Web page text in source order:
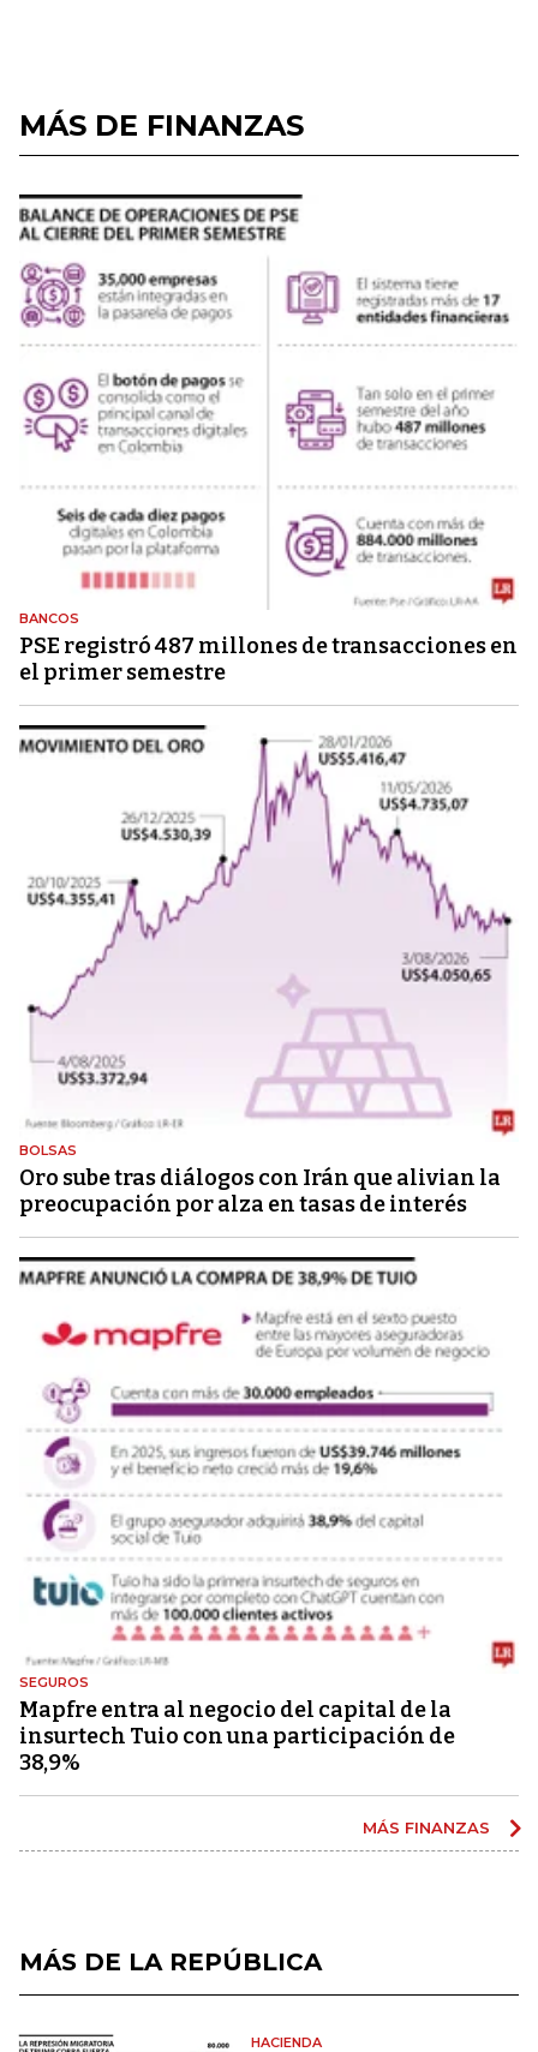
MÁS DE FINANZAS
BANCOS
PSE registró 487 millones de transacciones en
el primer semestre
BOLSAS
Oro sube tras diálogos con Irán que alivian la
preocupación por alza en tasas de interés
SEGUROS
Mapfre entra al negocio del capital de la
insurtech Tuio con una participación de
38,9%
MÁS FINANZAS
MÁS DE LA REPÚBLICA
HACIENDA